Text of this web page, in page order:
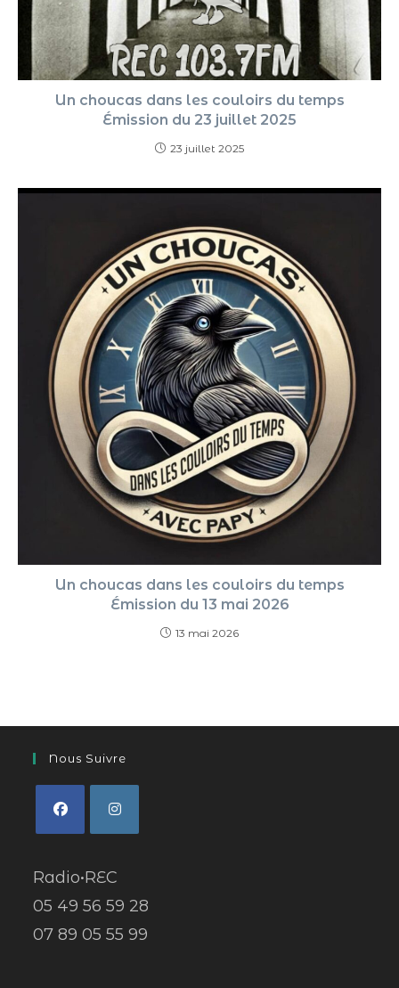
Un choucas dans les couloirs du temps
Émission du 23 juillet 2025
23 juillet 2025
Un choucas dans les couloirs du temps
Émission du 13 mai 2026
13 mai 2026
Nous Suivre
Radio•REC
05 49 56 59 28
07 89 05 55 99